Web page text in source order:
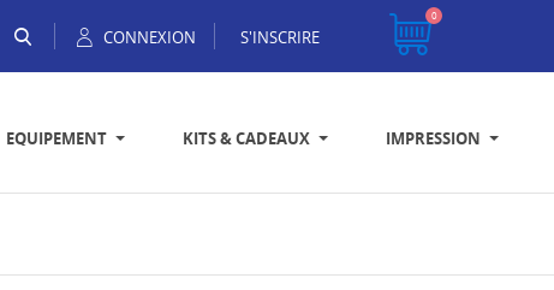
CONNEXION S'INSCRIRE
0
EQUIPEMENT KITS & CADEAUX IMPRESSION